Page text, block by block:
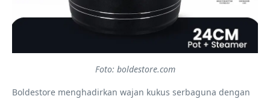
Foto: boldestore.com
Boldestore menghadirkan wajan kukus serbaguna dengan